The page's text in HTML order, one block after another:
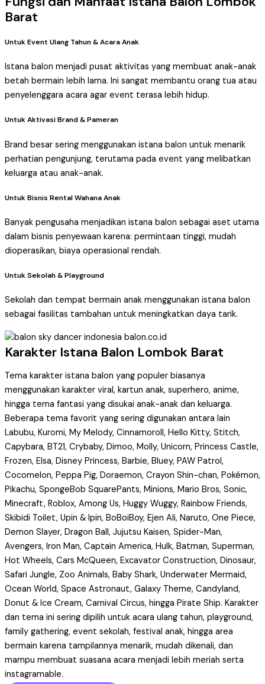
Barat
Untuk Event Ulang Tahun & Acara Anak
Istana balon menjadi pusat aktivitas yang membuat anak-anak
betah bermain lebih lama. Ini sangat membantu orang tua atau
penyelenggara acara agar event terasa lebih hidup.
Untuk Aktivasi Brand & Pameran
Brand besar sering menggunakan istana balon untuk menarik
perhatian pengunjung, terutama pada event yang melibatkan
keluarga atau anak-anak.
Untuk Bisnis Rental Wahana Anak
Banyak pengusaha menjadikan istana balon sebagai aset utama
dalam bisnis penyewaan karena: permintaan tinggi, mudah
dioperasikan, biaya operasional rendah.
Untuk Sekolah & Playground
Sekolah dan tempat bermain anak menggunakan istana balon
sebagai fasilitas tambahan untuk meningkatkan daya tarik.
Karakter Istana Balon Lombok Barat
Tema karakter istana balon yang populer biasanya
menggunakan karakter viral, kartun anak, superhero, anime,
hingga tema fantasi yang disukai anak-anak dan keluarga.
Beberapa tema favorit yang sering digunakan antara lain
Labubu, Kuromi, My Melody, Cinnamoroll, Hello Kitty, Stitch,
Capybara, BT21, Crybaby, Dimoo, Molly, Unicorn, Princess Castle,
Frozen, Elsa, Disney Princess, Barbie, Bluey, PAW Patrol,
Cocomelon, Peppa Pig, Doraemon, Crayon Shin-chan, Pokémon,
Pikachu, SpongeBob SquarePants, Minions, Mario Bros, Sonic,
Minecraft, Roblox, Among Us, Huggy Wuggy, Rainbow Friends,
Skibidi Toilet, Upin & Ipin, BoBoiBoy, Ejen Ali, Naruto, One Piece,
Demon Slayer, Dragon Ball, Jujutsu Kaisen, Spider-Man,
Avengers, Iron Man, Captain America, Hulk, Batman, Superman,
Hot Wheels, Cars McQueen, Excavator Construction, Dinosaur,
Safari Jungle, Zoo Animals, Baby Shark, Underwater Mermaid,
Ocean World, Space Astronaut, Galaxy Theme, Candyland,
Donut & Ice Cream, Carnival Circus, hingga Pirate Ship. Karakter
dan tema ini sering dipilih untuk acara ulang tahun, playground,
family gathering, event sekolah, festival anak, hingga area
bermain karena tampilannya menarik, mudah dikenali, dan
mampu membuat suasana acara menjadi lebih meriah serta
instagramable.